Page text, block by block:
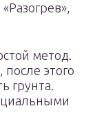
метод.
после этого
грунта.